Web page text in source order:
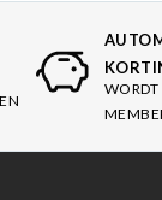
WORDT